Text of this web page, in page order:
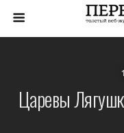
Царевы